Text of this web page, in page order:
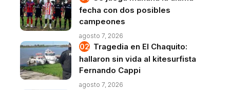
fecha con dos posibles
campeones
agosto 7, 2026
Tragedia en El Chaquito:
hallaron sin vida al kitesurfista
Fernando Cappi
agosto 7, 2026